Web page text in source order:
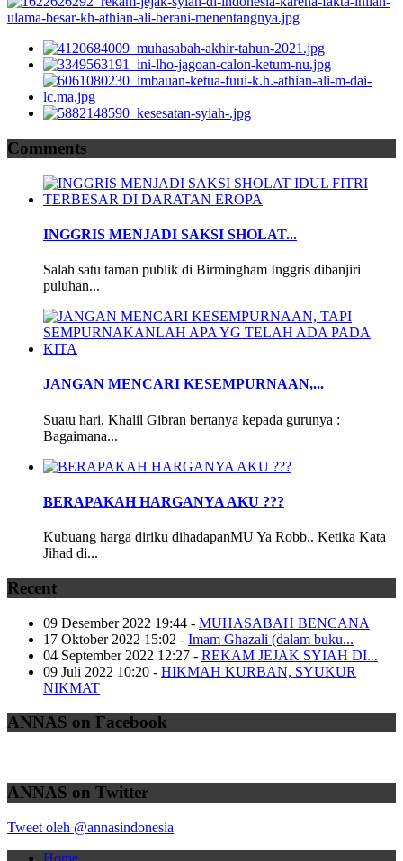
Comments
INGGRIS MENJADI SAKSI SHOLAT...
Salah satu taman publik di Birmingham Inggris dibanjiri
puluhan...
JANGAN MENCARI KESEMPURNAAN,...
Suatu hari, Khalil Gibran bertanya kepada gurunya :
Bagaimana...
BERAPAKAH HARGANYA AKU ???
Kubuang harga diriku dihadapanMU Ya Robb.. Ketika Kata
Jihad di...
Recent
09 Desember 2022 19:44 - MUHASABAH BENCANA
17 Oktober 2022 15:02 - Imam Ghazali (dalam buku...
04 September 2022 12:27 - REKAM JEJAK SYIAH DI...
09 Juli 2022 10:20 - HIKMAH KURBAN, SYUKUR
NIKMAT
ANNAS on Facebook
ANNAS on Twitter
Tweet oleh @annasindonesia
Home